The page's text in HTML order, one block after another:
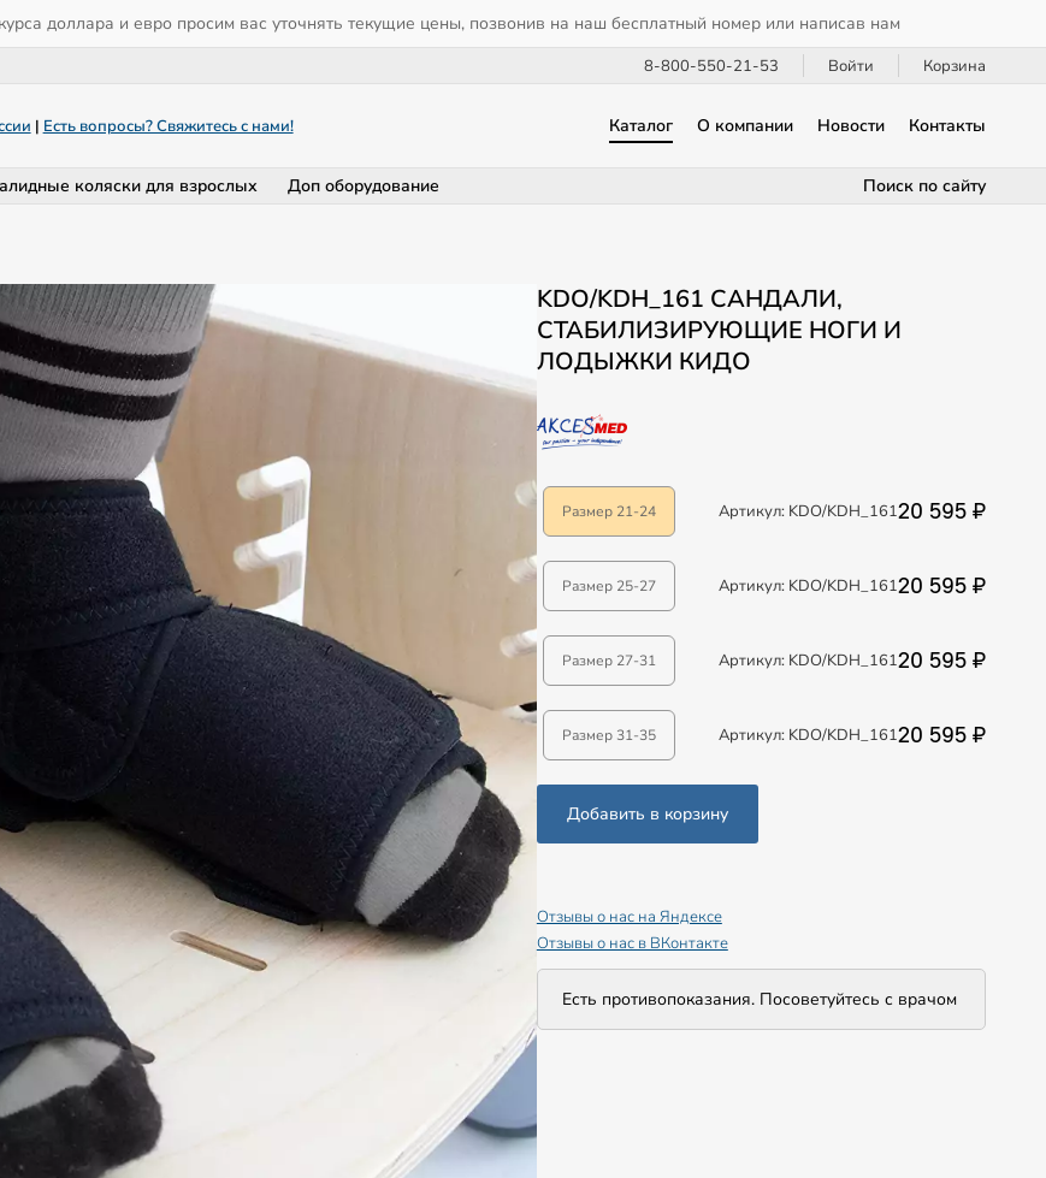
доллара и евро просим вас уточнять текущие цены, позвонив на наш бесплатный номер или написав нам
8-800-550-21-53 Войти Корзина
| Есть вопросы? Свяжитесь с нами! Каталог О компании Новости Контакты
коляски для взрослых Доп оборудование Поиск по сайту
KDO/KDH_161 САНДАЛИ,
СТАБИЛИЗИРУЮЩИЕ НОГИ И
ЛОДЫЖКИ КИДО
Размер 21-24 Артикул: KDO/KDH_16120 595 ₽
Размер 25-27 Артикул: KDO/KDH_16120 595 ₽
Размер 27-31 Артикул: KDO/KDH_16120 595 ₽
Размер 31-35 Артикул: KDO/KDH_16120 595 ₽
Добавить в корзину
Отзывы о нас на Яндексе
Отзывы о нас в ВКонтакте
Есть противопоказания. Посоветуйтесь с врачом